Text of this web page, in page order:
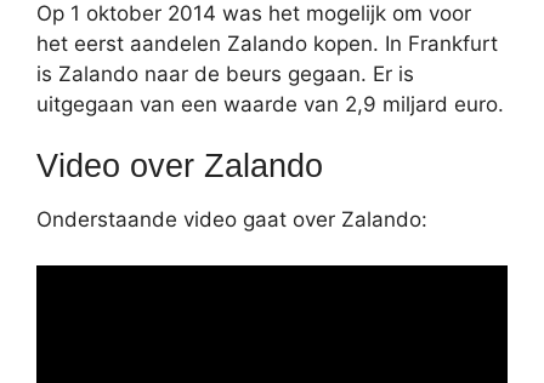
Op 1 oktober 2014 was het mogelijk om voor
het eerst aandelen Zalando kopen. In Frankfurt
is Zalando naar de beurs gegaan. Er is
uitgegaan van een waarde van 2,9 miljard euro.
Video over Zalando
Onderstaande video gaat over Zalando: